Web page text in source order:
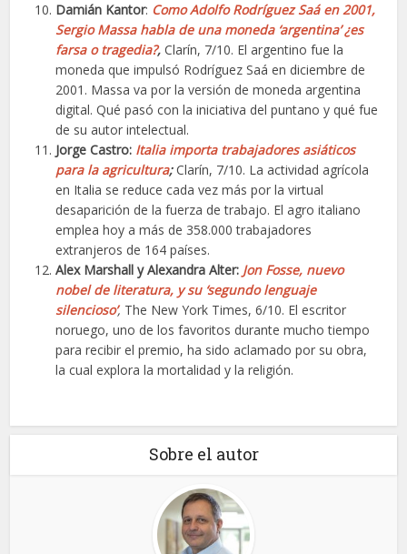
Damián Kantor: Como Adolfo Rodríguez Saá en 2001,
Sergio Massa habla de una moneda ‘argentina’ ¿es
farsa o tragedia?, Clarín, 7/10. El argentino fue la
moneda que impulsó Rodríguez Saá en diciembre de
2001. Massa va por la versión de moneda argentina
digital. Qué pasó con la iniciativa del puntano y qué fue
de su autor intelectual.
Jorge Castro: Italia importa trabajadores asiáticos
para la agricultura;Clarín, 7/10. La actividad agrícola
en Italia se reduce cada vez más por la virtual
desaparición de la fuerza de trabajo. El agro italiano
emplea hoy a más de 358.000 trabajadores
extranjeros de 164 países.
Alex Marshall y Alexandra Alter: Jon Fosse, nuevo
nobel de literatura, y su ‘segundo lenguaje
silencioso’, The New York Times, 6/10. El escritor
noruego, uno de los favoritos durante mucho tiempo
para recibir el premio, ha sido aclamado por su obra,
la cual explora la mortalidad y la religión.
Sobre el autor